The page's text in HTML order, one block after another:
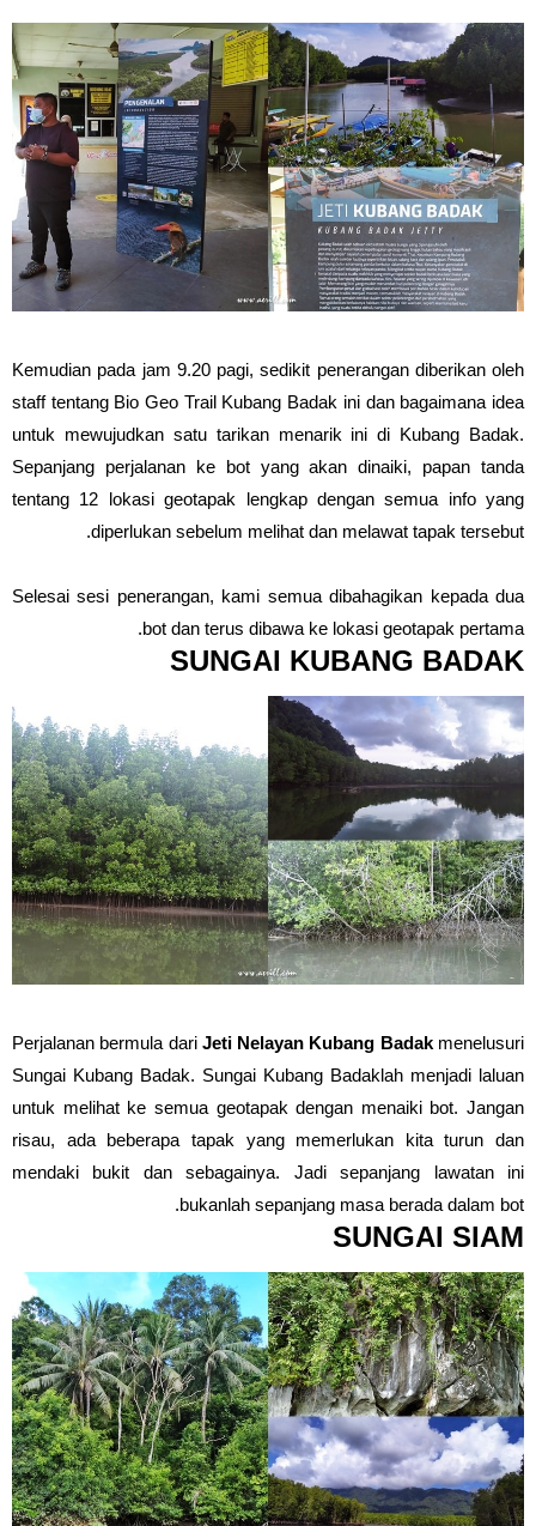
Kemudian pada jam 9.20 pagi, sedikit penerangan diberikan oleh
staff tentang Bio Geo Trail Kubang Badak ini dan bagaimana idea
untuk mewujudkan satu tarikan menarik ini di Kubang Badak.
Sepanjang perjalanan ke bot yang akan dinaiki, papan tanda
tentang 12 lokasi geotapak lengkap dengan semua info yang
diperlukan sebelum melihat dan melawat tapak tersebut.
Selesai sesi penerangan, kami semua dibahagikan kepada dua
bot dan terus dibawa ke lokasi geotapak pertama.
SUNGAI KUBANG BADAK
Perjalanan bermula dariJeti Nelayan Kubang Badak menelusuri
Sungai Kubang Badak. Sungai Kubang Badaklah menjadi laluan
untuk melihat ke semua geotapak dengan menaiki bot. Jangan
risau, ada beberapa tapak yang memerlukan kita turun dan
mendaki bukit dan sebagainya. Jadi sepanjang lawatan ini
bukanlah sepanjang masa berada dalam bot.
SUNGAI SIAM